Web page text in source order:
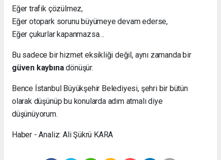
Eğer trafik çözülmez,
Eğer otopark sorunu büyümeye devam ederse,
Eğer çukurlar kapanmazsa…
Bu sadece bir hizmet eksikliği değil, aynı zamanda bir
güven kaybına dönüşür.
Bence İstanbul Büyükşehir Belediyesi, şehri bir bütün
olarak düşünüp bu konularda adım atmalı diye
düşünüyorum.
Haber - Analiz: Ali Şükrü KARA